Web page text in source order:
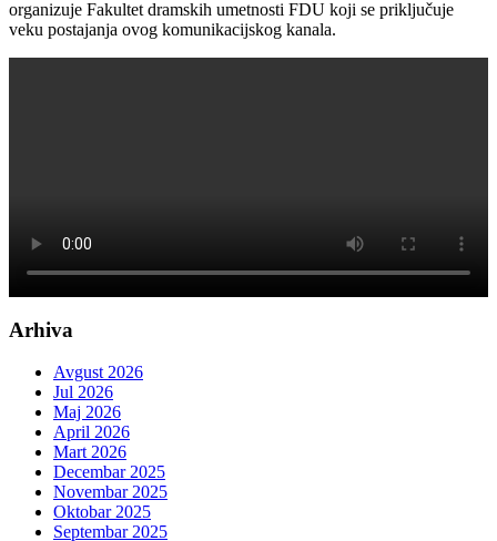
organizuje Fakultet dramskih umetnosti FDU koji se priključuje
veku postajanja ovog komunikacijskog kanala.
Arhiva
Avgust 2026
Jul 2026
Maj 2026
April 2026
Mart 2026
Decembar 2025
Novembar 2025
Oktobar 2025
Septembar 2025